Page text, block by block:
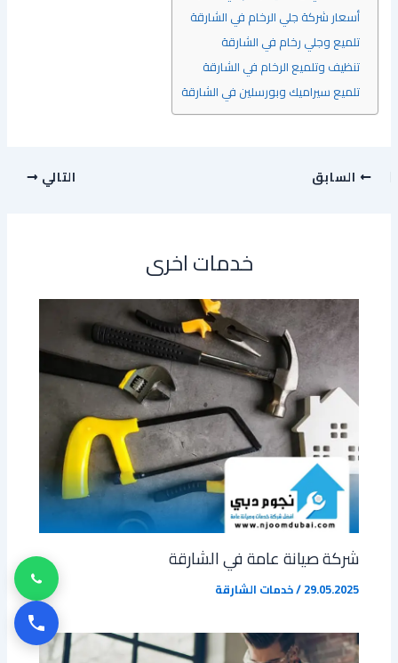
أسعار شركة جلي الرخام في الشارقة
تلميع وجلي رخام في الشارقة
تنظيف وتلميع الرخام في الشارقة
تلميع سيراميك وبورسلين في الشارقة
السابق التالي
خدمات اخرى
شركة صيانة عامة في الشارقة
29.05.2025
/خدمات الشارقة